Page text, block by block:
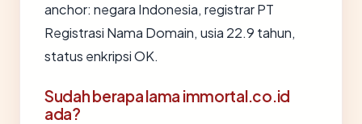
anchor: negara Indonesia, registrar PT
Registrasi Nama Domain, usia 22.9 tahun,
status enkripsi OK.
Sudah berapa lama immortal.co.id
ada?